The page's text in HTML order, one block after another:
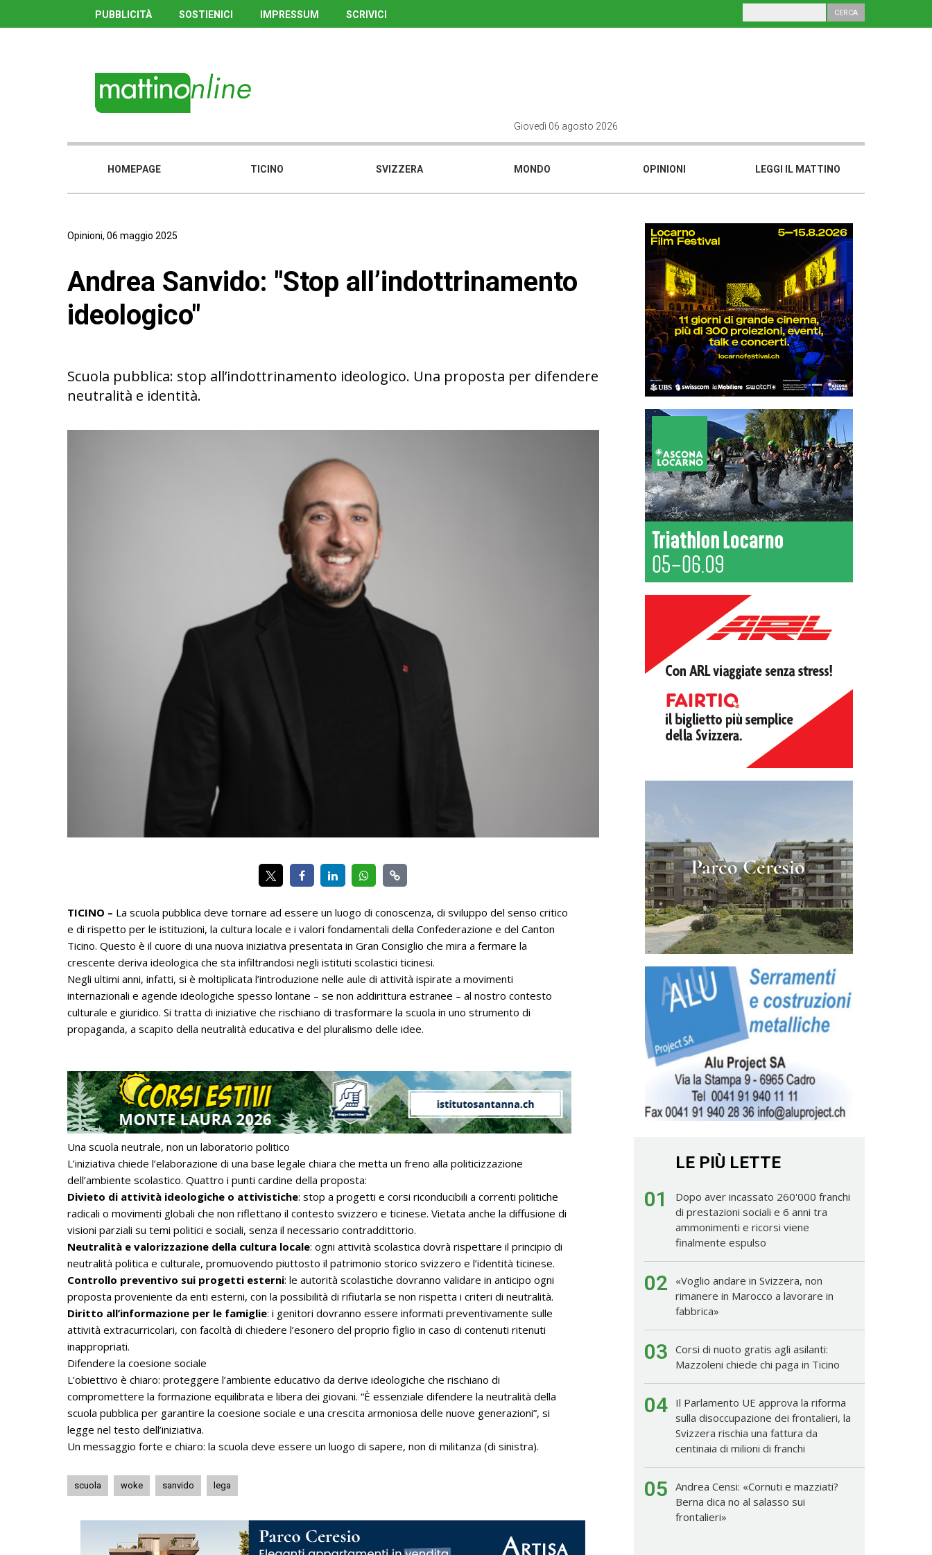
PUBBLICITÀ SOSTIENICI IMPRESSUM SCRIVICI
Giovedì 06 agosto 2026
HOMEPAGE TICINO SVIZZERA MONDO OPINIONI LEGGI IL MATTINO
Opinioni, 06 maggio 2025
Andrea Sanvido: "Stop all’indottrinamento
ideologico"
Scuola pubblica: stop all’indottrinamento ideologico. Una proposta per difendere
neutralità e identità.
TICINO – La scuola pubblica deve tornare ad essere un luogo di conoscenza, di sviluppo del senso critico
e di rispetto per le istituzioni, la cultura locale e i valori fondamentali della Confederazione e del Canton
Ticino. Questo è il cuore di una nuova iniziativa presentata in Gran Consiglio che mira a fermare la
crescente deriva ideologica che sta infiltrandosi negli istituti scolastici ticinesi.
Negli ultimi anni, infatti, si è moltiplicata l’introduzione nelle aule di attività ispirate a movimenti
internazionali e agende ideologiche spesso lontane – se non addirittura estranee – al nostro contesto
culturale e giuridico. Si tratta di iniziative che rischiano di trasformare la scuola in uno strumento di
propaganda, a scapito della neutralità educativa e del pluralismo delle idee.
Una scuola neutrale, non un laboratorio politico
L’iniziativa chiede l’elaborazione di una base legale chiara che metta un freno alla politicizzazione
dell’ambiente scolastico. Quattro i punti cardine della proposta:
Divieto di attività ideologiche o attivistiche: stop a progetti e corsi riconducibili a correnti politiche
radicali o movimenti globali che non riflettano il contesto svizzero e ticinese. Vietata anche la diffusione di
visioni parziali su temi politici e sociali, senza il necessario contraddittorio.
Neutralità e valorizzazione della cultura locale: ogni attività scolastica dovrà rispettare il principio di
neutralità politica e culturale, promuovendo piuttosto il patrimonio storico svizzero e l’identità ticinese.
Controllo preventivo sui progetti esterni: le autorità scolastiche dovranno validare in anticipo ogni
proposta proveniente da enti esterni, con la possibilità di rifiutarla se non rispetta i criteri di neutralità.
Diritto all’informazione per le famiglie: i genitori dovranno essere informati preventivamente sulle
attività extracurricolari, con facoltà di chiedere l’esonero del proprio figlio in caso di contenuti ritenuti
inappropriati.
Difendere la coesione sociale
L’obiettivo è chiaro: proteggere l’ambiente educativo da derive ideologiche che rischiano di
compromettere la formazione equilibrata e libera dei giovani. “È essenziale difendere la neutralità della
scuola pubblica per garantire la coesione sociale e una crescita armoniosa delle nuove generazioni”, si
legge nel testo dell’iniziativa.
Un messaggio forte e chiaro: la scuola deve essere un luogo di sapere, non di militanza (di sinistra).
scuola woke sanvido lega
LE PIÙ LETTE
01
Dopo aver incassato 260'000 franchi
di prestazioni sociali e 6 anni tra
ammonimenti e ricorsi viene
finalmente espulso
02
«Voglio andare in Svizzera, non
rimanere in Marocco a lavorare in
fabbrica»
03 Corsi di nuoto gratis agli asilanti:
Mazzoleni chiede chi paga in Ticino
04
Il Parlamento UE approva la riforma
sulla disoccupazione dei frontalieri, la
Svizzera rischia una fattura da
centinaia di milioni di franchi
05 Andrea Censi: «Cornuti e mazziati?
Berna dica no al salasso sui
frontalieri»